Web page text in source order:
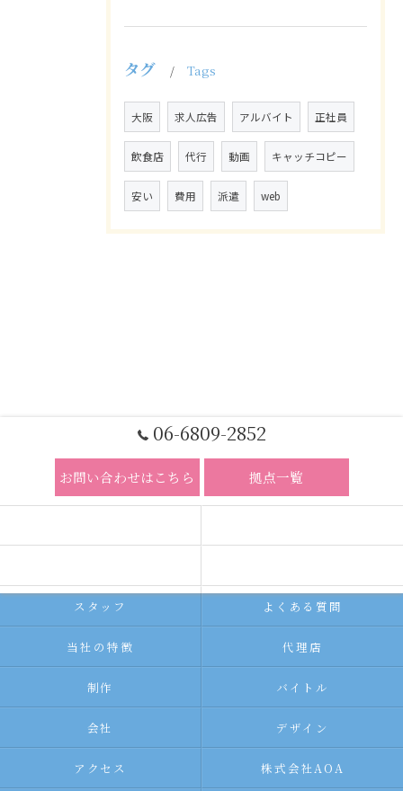
タグ Tags
大阪 求人広告 アルバイト 正社員
飲食店 代行 動画 キャッチコピー
安い 費用 派遣 web
06-6809-2852
お問い合わせはこちら 拠点一覧
スタッフ よくある質問
当社の特徴 代理店
制作 バイトル
会社 デザイン
アクセス 株式会社AOA